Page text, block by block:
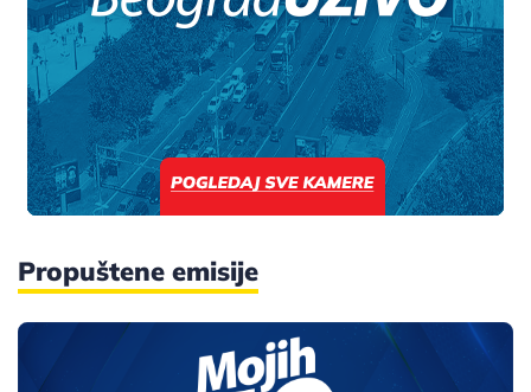
Propuštene emisije